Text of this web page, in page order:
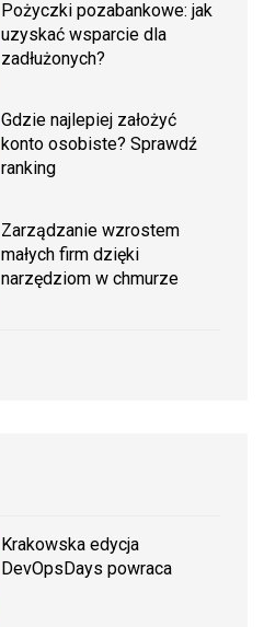
Pożyczki pozabankowe: jak
uzyskać wsparcie dla
zadłużonych?
Gdzie najlepiej założyć
konto osobiste? Sprawdź
ranking
Zarządzanie wzrostem
małych firm dzięki
narzędziom w chmurze
Krakowska edycja
DevOpsDays powraca